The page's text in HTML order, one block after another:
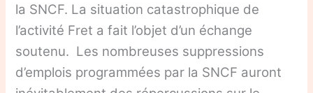
la SNCF. La situation catastrophique de
l’activité Fret a fait l’objet d’un échange
soutenu. Les nombreuses suppressions
d’emplois programmées par la SNCF auront